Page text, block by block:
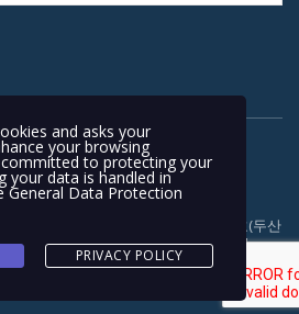
도 안양시 흥안대로 415, 서관 1110호(두산
31-478-5434 | F +82-31-478-5437 |
LIMITED. NEOKOREA. ALL RIGHTS
and asks your
your browsing
committed to protecting your
your data is handled in
General Data Protection
PRIVACY POLICY